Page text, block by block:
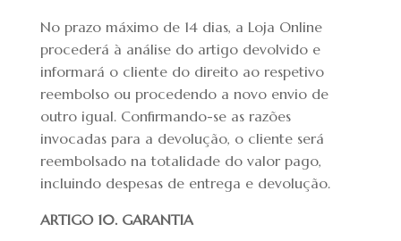
No prazo máximo de 14 dias, a Loja Online
procederá à análise do artigo devolvido e
informará o cliente do direito ao respetivo
reembolso ou procedendo a novo envio de
outro igual. Confirmando-se as razões
invocadas para a devolução, o cliente será
reembolsado na totalidade do valor pago,
incluindo despesas de entrega e devolução.
ARTIGO 10. GARANTIA